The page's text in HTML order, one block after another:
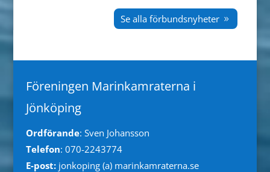
Se alla förbundsnyheter
Föreningen Marinkamraterna i
Jönköping
Ordförande: Sven Johansson
Telefon: 070-2243774
E-post:jonkoping (a) marinkamraterna.se